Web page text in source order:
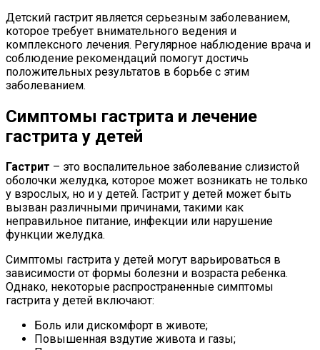
Детский гастрит является серьезным заболеванием,
которое требует внимательного ведения и
комплексного лечения. Регулярное наблюдение врача и
соблюдение рекомендаций помогут достичь
положительных результатов в борьбе с этим
заболеванием.
Симптомы гастрита и лечение
гастрита у детей
Гастрит – это воспалительное заболевание слизистой
оболочки желудка, которое может возникать не только
у взрослых, но и у детей. Гастрит у детей может быть
вызван различными причинами, такими как
неправильное питание, инфекции или нарушение
функции желудка.
Симптомы гастрита у детей могут варьироваться в
зависимости от формы болезни и возраста ребенка.
Однако, некоторые распространенные симптомы
гастрита у детей включают:
Боль или дискомфорт в животе;
Повышенная вздутие живота и газы;